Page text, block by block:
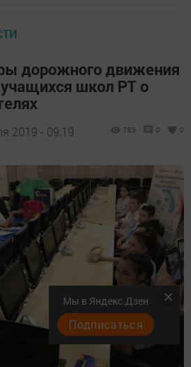
дорожного движения
школ РТ о
2019 - 09:19 783 0 0
Мы в Яндекс.Дзен
Подписаться